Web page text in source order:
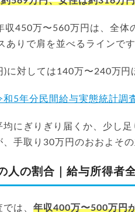
収450万〜560万円は、全
ありで肩を並べるラインです
に対しては140万〜240万円
和5年分民間給与実態統計調
均にぎりぎり届くか、少し
、手取り30万円のおおよその
人の割合｜給与所得者
では、年収400万〜500万円